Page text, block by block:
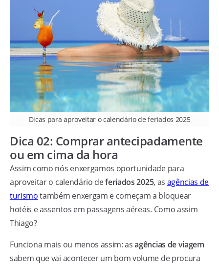
Dicas para aproveitar o calendário de feriados 2025
Dica 02: Comprar antecipadamente
ou em cima da hora
Assim como nós enxergamos oportunidade para
aproveitar o calendário deferiados 2025, as agências de
turismotambém enxergam e começam a bloquear
hotéis e assentos em passagens aéreas. Como assim
Thiago?
Funciona mais ou menos assim: asagências de viagem
sabem que vai acontecer um bom volume de procura